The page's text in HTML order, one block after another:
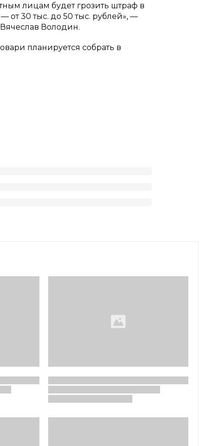
лицам будет грозить штраф в
от 30 тыс. до 50 тыс. рублей», —
Володин.
планируется собрать в